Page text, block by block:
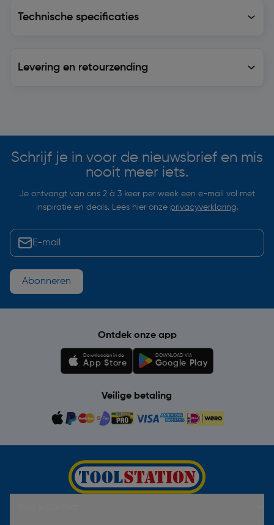
Technische specificaties
Levering en retourzending
Schrijf je in voor de nieuwsbrief en mis
nooit meer iets.
Je ontvangt van ons 2 à 3 keer per week een e-mail vol met
inspiratie en deals. Lees hier onze privacyverklaring.
Abonneren
Ontdek onze app
Downloaden in de
App Store
DOWNLOAD VIA
Google Play
Veilige betaling